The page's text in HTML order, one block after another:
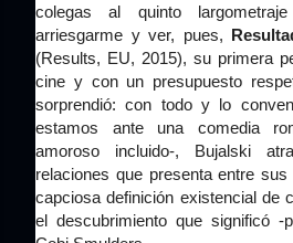
colegas al quinto
arriesgarme y ver, pues,
(Results, EU, 2015), su primera
cine y con un presupuesto
sorprendió: con todo y lo
estamos ante una comedia
amoroso incluido-, Bujalski
relaciones que presenta entre
capciosa definición existencial de
el descubrimiento que significó